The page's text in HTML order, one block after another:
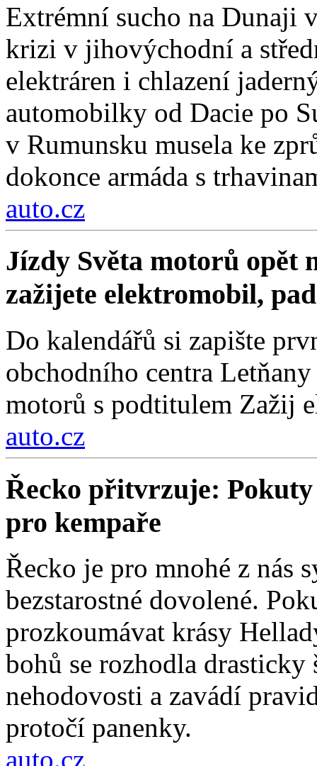
Extrémní sucho na Dunaji
krizi v jihovýchodní a
elektráren i chlazení
automobilky od Dacie po
v Rumunsku musela ke
dokonce armáda s
auto.cz
Jízdy Světa motorů opět
zažijete elektromobil,
Do kalendářů si zapište
obchodního centra
motorů s podtitulem Zažij
auto.cz
Řecko přitvrzuje: Pokuty
pro kempaře
Řecko je pro mnohé z nás
bezstarostné dovolené.
prozkoumávat krásy
bohů se rozhodla
nehodovosti a zavádí
protočí panenky.
auto.cz